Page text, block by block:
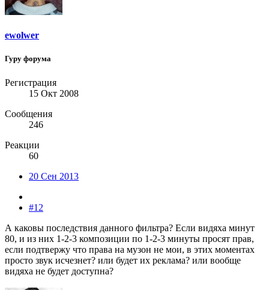
ewolwer
Гуру форума
Регистрация
15 Окт 2008
Сообщения
246
Реакции
60
20 Сен 2013
#12
А каковы последствия данного фильтра? Если видяха минут
80, и из них 1-2-3 композиции по 1-2-3 минуты просят прав,
если подтвержу что права на музон не мои, в этих моментах
просто звук исчезнет? или будет их реклама? или вообще
видяха не будет доступна?